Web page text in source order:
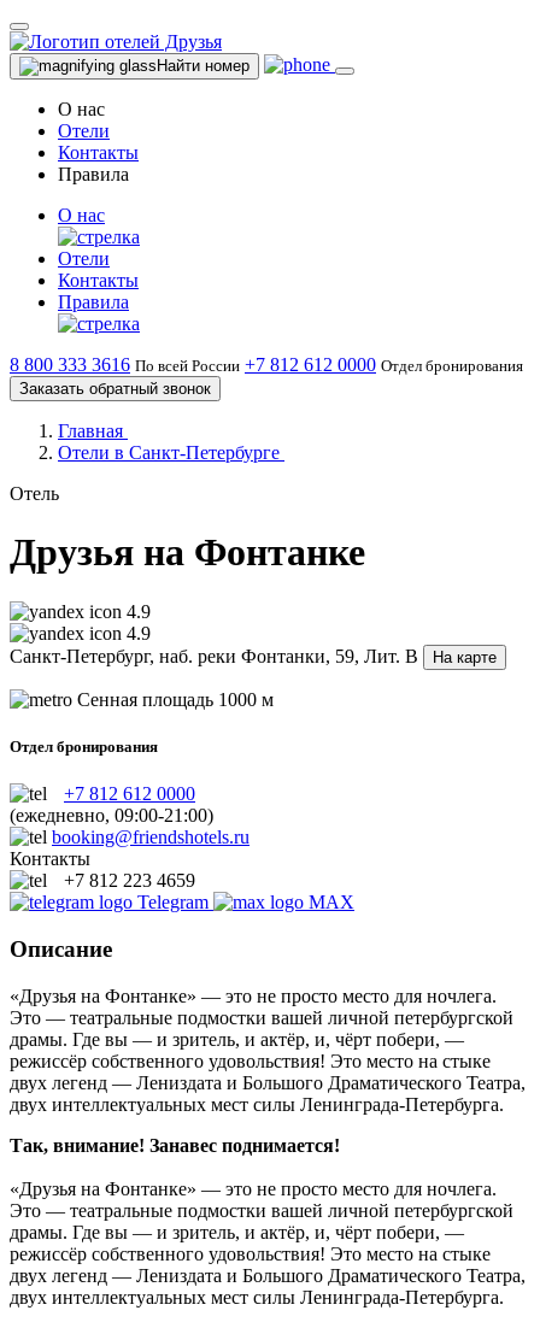
Найти номер
О нас
Отели
Контакты
Правила
О нас
Отели
Контакты
Правила
8 800 333 3616 По всей России +7 812 612 0000 Отдел бронирования
Заказать обратный звонок
Главная
Отели в Санкт-Петербурге
Отель
Друзья на Фонтанке
4.9
4.9
Санкт-Петербург, наб. реки Фонтанки, 59, Лит. В
На карте
Сенная площадь 1000 м
Отдел бронирования
+7 812 612 0000
(ежедневно, 09:00-21:00)
booking@friendshotels.ru
Контакты
+7 812 223 4659
Telegram
MAX
Описание
«Друзья на Фонтанке» — это не просто место для ночлега.
Это — театральные подмостки вашей личной петербургской
драмы. Где вы — и зритель, и актёр, и, чёрт побери, —
режиссёр собственного удовольствия! Это место на стыке
двух легенд — Лениздата и Большого Драматического Театра,
двух интеллектуальных мест силы Ленинграда-Петербурга.
Так, внимание! Занавес поднимается!
«Друзья на Фонтанке» — это не просто место для ночлега.
Это — театральные подмостки вашей личной петербургской
драмы. Где вы — и зритель, и актёр, и, чёрт побери, —
режиссёр собственного удовольствия! Это место на стыке
двух легенд — Лениздата и Большого Драматического Театра,
двух интеллектуальных мест силы Ленинграда-Петербурга.